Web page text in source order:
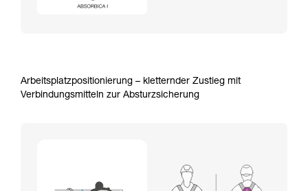
Arbeitsplatzpositionierung – kletternder Zustieg mit
Verbindungsmitteln zur Absturzsicherung